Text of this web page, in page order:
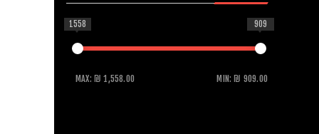
MIN: ₪ 909.00
MAX: ₪ 1,558.00
1558 909